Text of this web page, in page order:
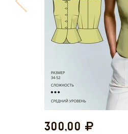
300,00